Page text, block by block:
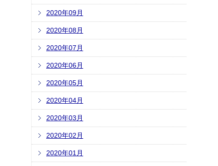
2020年09月
2020年08月
2020年07月
2020年06月
2020年05月
2020年04月
2020年03月
2020年02月
2020年01月